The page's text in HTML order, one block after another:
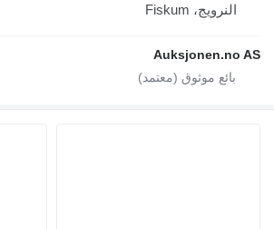
النرويج، Fiskum
Auksjonen.no AS